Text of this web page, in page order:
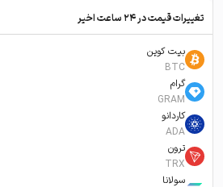
تغییرات قیمت در ۲۴ ساعت اخیر
بیت کوین
BTC
گرام
GRAM
کاردانو
ADA
ترون
TRX
سولانا